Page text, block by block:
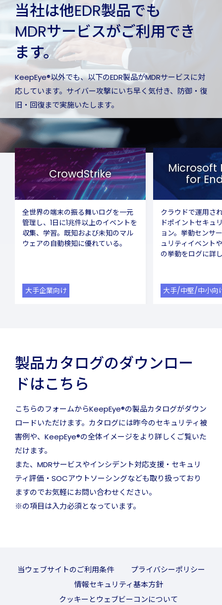
当社は他EDR製品でも
MDRサービスがご利用でき
ます。
KeepEye®以外でも、以下のEDR製品がMDRサービスに対
応しています。 サイバー攻撃にいち早く気付き、防御・復
旧・回復まで実施いたします。
CrowdStrike
全世界の端末の振る舞いログを一元
管理し、1日に1兆件以上のイベントを
収集、学習。既知および未知のマル
ウェアの自動検知に優れている。
大手企業向け
Microsoft
for
クラウドで運用さ
ドポイントセキュ
ョン。挙動センサ
ュリティイベント
の挙動をログに詳
大手/中堅/中小向
製品カタログのダウンロー
ドはこちら
こちらのフォームからKeepEye®の製品カタログがダウン
ロードいただけます。カタログには昨今のセキュリティ被
害例や、KeepEye®の全体イメージをより詳しくご覧いた
だけます。
また、MDRサービスやインシデント対応支援・セキュリ
ティ評価・SOCアウトソーシングなども取り扱っており
ますのでお気軽にお問い合わせください。
※の項目は入力必須となっています。
当ウェブサイトのご利用条件
プライバシーポリシー
情報セキュリティ基本方針
クッキーとウェブビーコンについて